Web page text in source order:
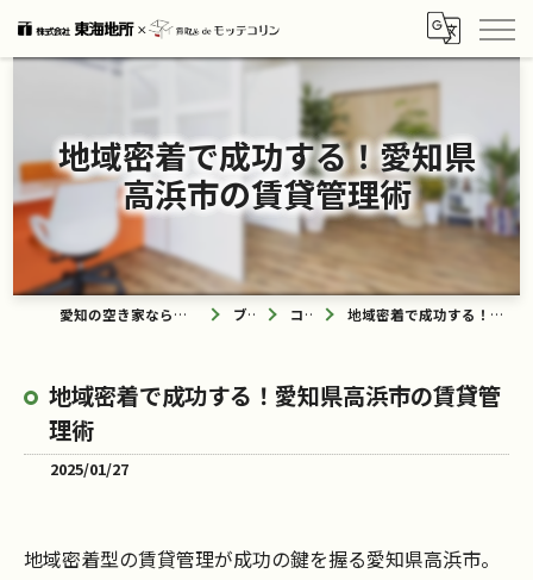
地域密着で成功する！愛知県
高浜市の賃貸管理術
愛知の空き家なら買取ル de モッテコリン ブログ コラム 地域密着で成功する！愛知県高浜市の賃貸管理術
地域密着で成功する！愛知県高浜市の賃貸管
理術
2025/01/27
地域密着型の賃貸管理が成功の鍵を握る愛知県高浜市。